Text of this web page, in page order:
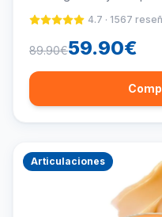
4.7 · 1567
89.90€59.90€
Articulaciones